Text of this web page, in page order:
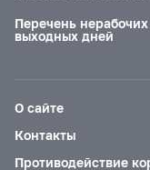
Перечень
выходных дней
О сайте
Контакты
Противодействие